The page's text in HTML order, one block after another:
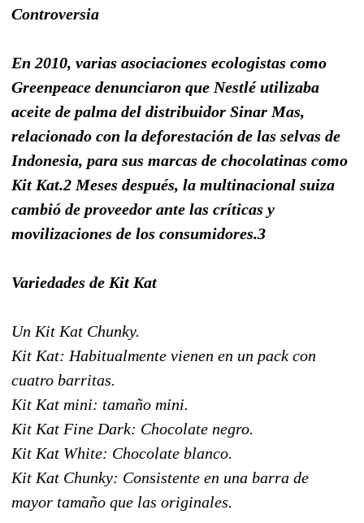
Controversia
En 2010, varias asociaciones ecologistas como
Greenpeace denunciaron que Nestlé utilizaba
aceite de palma del distribuidor Sinar Mas,
relacionado con la deforestación de las selvas de
Indonesia, para sus marcas de chocolatinas como
Kit Kat.2 Meses después, la multinacional suiza
cambió de proveedor ante las críticas y
movilizaciones de los consumidores.3
Variedades de Kit Kat
Un Kit Kat Chunky.
Kit Kat: Habitualmente vienen en un pack con
cuatro barritas.
Kit Kat mini: tamaño mini.
Kit Kat Fine Dark: Chocolate negro.
Kit Kat White: Chocolate blanco.
Kit Kat Chunky: Consistente en una barra de
mayor tamaño que las originales.